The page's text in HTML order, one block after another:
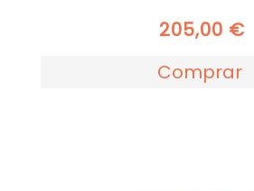
205,00 €
Comprar